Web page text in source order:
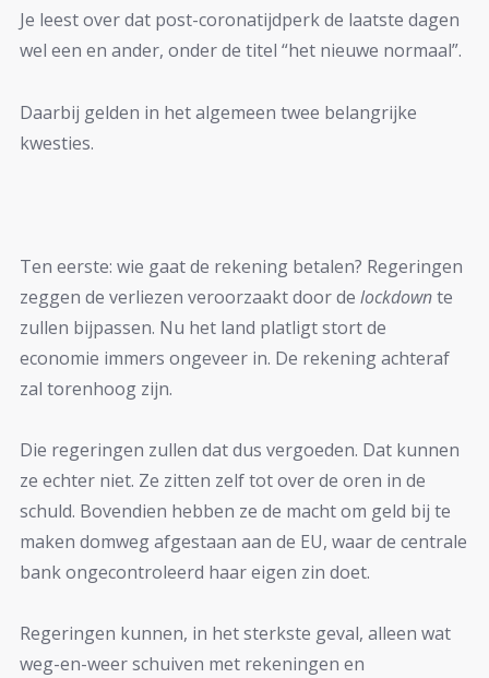
Je leest over dat post-coronatijdperk de laatste dagen
wel een en ander, onder de titel “het nieuwe normaal”.
Daarbij gelden in het algemeen twee belangrijke
kwesties.
Ten eerste: wie gaat de rekening betalen? Regeringen
zeggen de verliezen veroorzaakt door de lockdownte
zullen bijpassen. Nu het land platligt stort de
economie immers ongeveer in. De rekening achteraf
zal torenhoog zijn.
Die regeringen zullen dat dus vergoeden. Dat kunnen
ze echter niet. Ze zitten zelf tot over de oren in de
schuld. Bovendien hebben ze de macht om geld bij te
maken domweg afgestaan aan de EU, waar de centrale
bank ongecontroleerd haar eigen zin doet.
Regeringen kunnen, in het sterkste geval, alleen wat
weg-en-weer schuiven met rekeningen en